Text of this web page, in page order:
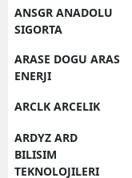
ANSGR ANADOLU
SIGORTA
ARASE DOGU ARAS
ENERJI
ARCLK ARCELIK
ARDYZ ARD
BILISIM
TEKNOLOJILERI